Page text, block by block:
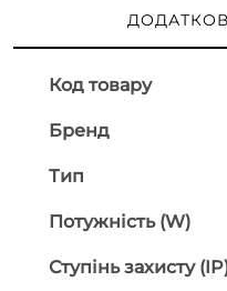
Код товару
Бренд
Тип
Потужність (W)
Ступінь захисту